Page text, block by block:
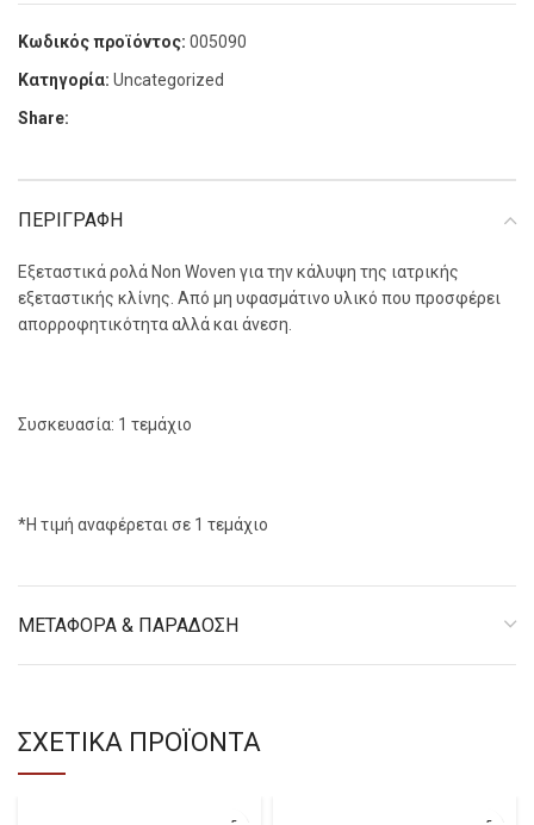
Κωδικός προϊόντος: 005090
Κατηγορία: Uncategorized
Share:
ΠΕΡΙΓΡΑΦΗ
Εξεταστικά ρολά Non Woven για την κάλυψη της ιατρικής
εξεταστικής κλίνης. Από μη υφασμάτινο υλικό που προσφέρει
απορροφητικότητα αλλά και άνεση.
Συσκευασία: 1 τεμάχιο
*Η τιμή αναφέρεται σε 1 τεμάχιο
ΜΕΤΑΦΟΡΑ & ΠΑΡΑΔΟΣΗ
ΣΧΕΤΙΚΑ ΠΡΟΪΟΝΤΑ